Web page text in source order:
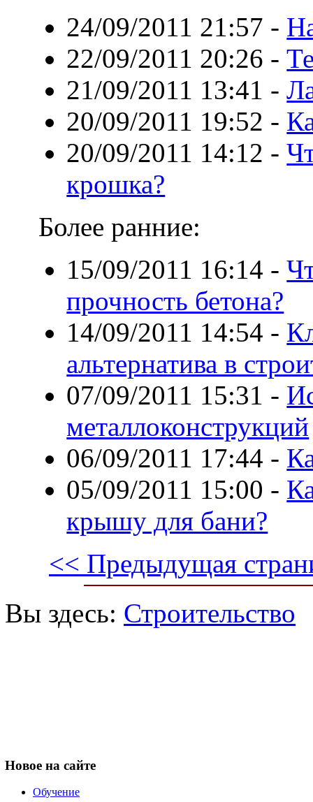
24/09/2011 21:57 -
22/09/2011 20:26 -
21/09/2011 13:41 -
20/09/2011 19:52 -
20/09/2011 14:12 -
крошка?
Более ранние:
15/09/2011 16:14 -
прочность бетона?
14/09/2011 14:54 -
альтернатива в
07/09/2011 15:31 -
металлоконструкций
06/09/2011 17:44 -
05/09/2011 15:00 -
крышу для бани?
<< Предыдущая
Вы здесь: Строительство
Новое на сайте
Обучение